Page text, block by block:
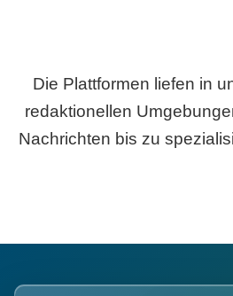
Die Plattformen liefen in
redaktionellen
Nachrichten bis zu